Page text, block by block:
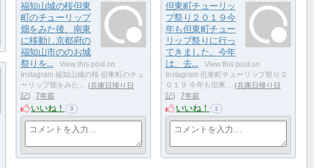
福知山城の桜但東
町のチューリップ
畑をみた後、南東
に移動し京都府の
福知山市ののお城
祭りを...
View this post on
Instagram 福知山城の桜 但東町のチュ
ーリップ畑をみた…
兵庫日帰り日
記
7年前
いいね！ 3
但東町チューリッ
プ祭り２０１９今
年も但東町チュー
リップ祭りに行っ
てきました。今年
は、去...
View this post on
Instagram 但東町チューリップ祭り２
０１９ 今年も但東…
兵庫日帰り日
記
7年前
いいね！ 1